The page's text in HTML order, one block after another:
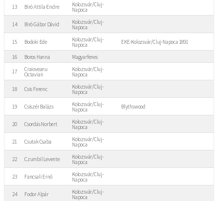
13 Biró Attila-Endre Kolozsvár/Cluj-
Napoca
14 Biró Gábor Dávid Kolozsvár/Cluj-
Napoca
15 Bodoki Ede Kolozsvár/Cluj-
Napoca EKE-Kolozsvár/Cluj-Napoca 1891
16 Boros Hanna Magyarfenes
17 Craioveanu
Octavian
Kolozsvár/Cluj-
Napoca
18 Csis Ferenc Kolozsvár/Cluj-
Napoca
19 Csiszér Balázs Kolozsvár/Cluj-
Napoca Blythswood
20 Csordás Norbert Kolozsvár/Cluj-
Napoca
21 Csutak Csaba Kolozsvár/Cluj-
Napoca
22 Czumbil Levente Kolozsvár/Cluj-
Napoca
23 Fancsali Ernő Kolozsvár/Cluj-
Napoca
24 Fodor Alpár Kolozsvár/Cluj-
Napoca